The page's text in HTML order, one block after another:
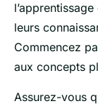
leurs
Commencez
aux concepts
Assurez-vous